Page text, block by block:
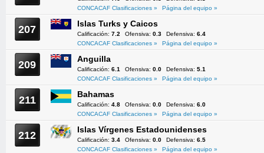
CONCACAF Clasificaciones »
Página del equipo »
207 Islas Turks y Caicos
Calificación: 7.2 Ofensiva: 0.3 Defensiva: 6.4
CONCACAF Clasificaciones »
Página del equipo »
209 Anguilla
Calificación: 6.1 Ofensiva: 0.0 Defensiva: 5.1
CONCACAF Clasificaciones »
Página del equipo »
211 Bahamas
Calificación: 4.8 Ofensiva: 0.0 Defensiva: 6.0
CONCACAF Clasificaciones »
Página del equipo »
212 Islas Vírgenes Estadounidenses
Calificación: 3.4 Ofensiva: 0.0 Defensiva: 6.5
CONCACAF Clasificaciones »
Página del equipo »